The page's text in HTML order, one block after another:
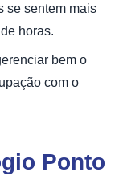
se sentem mais
horas.
bem o
com o
Ponto